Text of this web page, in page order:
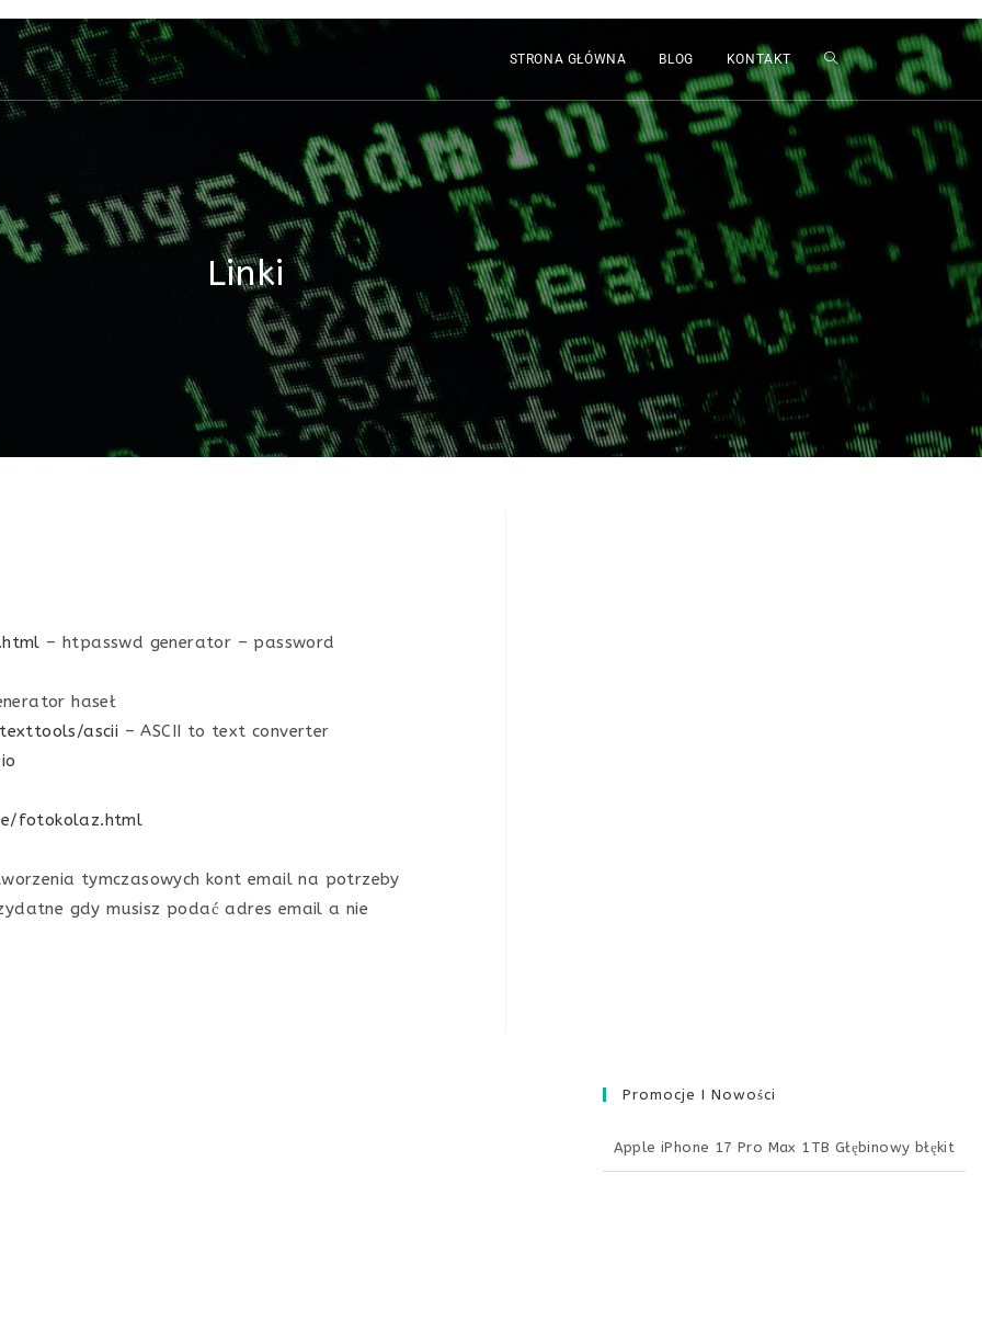
STRONA GŁÓWNA BLOG KONTAKT
Linki
– htpasswd generator – password
haseł
ascii – ASCII to text converter
fotokolaz.html
tymczasowych kont email na potrzeby
gdy musisz podać adres email a nie
Promocje I Nowości
Apple iPhone 17 Pro Max 1TB Głębinowy błękit